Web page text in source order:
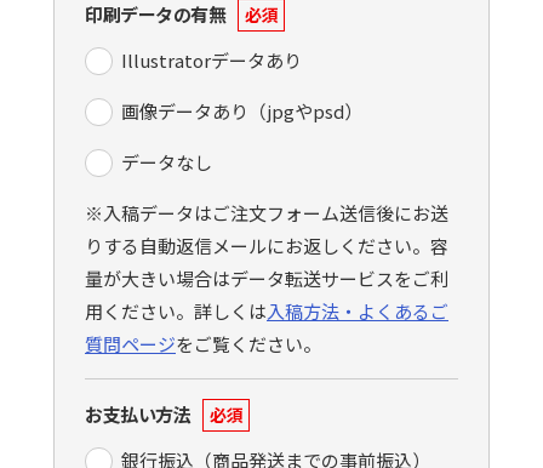
印刷データの有無 必須
Illustratorデータあり
画像データあり（jpgやpsd）
データなし
※入稿データはご注文フォーム送信後にお送
りする自動返信メールにお返しください。容
量が大きい場合はデータ転送サービスをご利
用ください。詳しくは入稿方法・よくあるご
質問ページをご覧ください。
お支払い方法 必須
銀行振込（商品発送までの事前振込）